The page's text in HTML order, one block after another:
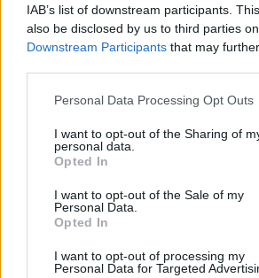
IAB’s list of downstream participants.
also be disclosed by us to third parties
Downstream Participants that may
Please note that this website/app uses
not limited to your visit or usage
grant or deny consent to Google and its
use your data for below specified
consent section.
Personal Data Processing Opt Outs
I want to opt-out of the Sharing of
personal data.
Opted In
I want to opt-out of the Sale of my
Personal Data.
Opted In
I want to opt-out of processing my
Personal Data for Targeted
Facebookon is!
KIÉGETT #IDŐSEK